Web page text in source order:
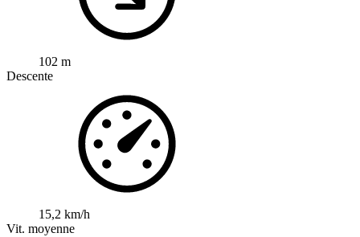
102 m
Descente
15,2 km/h
Vit. moyenne